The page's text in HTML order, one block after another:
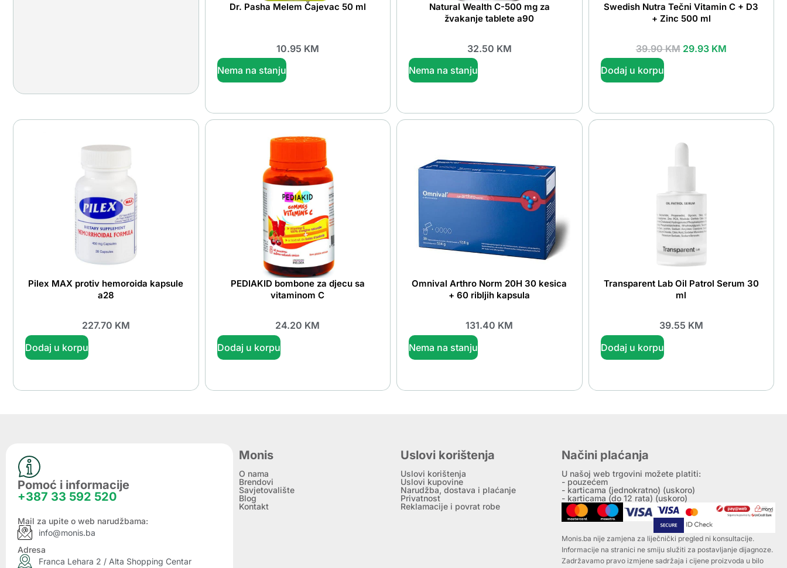
Dr. Pasha Melem Čajevac 50 ml
10.95 KM
Nema na stanju
Natural Wealth C-500 mg za
žvakanje tablete a90
32.50 KM
Nema na stanju
Swedish Nutra Tečni Vitamin C + D3
+ Zinc 500 ml
39.90KM 29.93 KM
Dodaj u korpu
Pilex MAX protiv hemoroida kapsule
a28
227.70 KM
Dodaj u korpu
PEDIAKID bombone za djecu sa
vitaminom C
24.20 KM
Dodaj u korpu
Omnival Arthro Norm 20H 30 kesica
+ 60 ribljih kapsula
131.40 KM
Nema na stanju
Transparent Lab Oil Patrol Serum 30
ml
39.55 KM
Dodaj u korpu
Pomoć i informacije
+387 33 592 520
Mail za upite o web narudžbama:
info@monis.ba
Adresa
Franca Lehara 2 / Alta Shopping Centar
Monis
O nama
Brendovi
Savjetovalište
Blog
Kontakt
Uslovi korištenja
Uslovi korištenja
Uslovi kupovine
Narudžba, dostava i plaćanje
Privatnost
Reklamacije i povrat robe
Načini plaćanja
U našoj web trgovini možete platiti:
- pouzećem
- karticama (jednokratno) (uskoro)
- karticama (do 12 rata) (uskoro)
Monis.ba nije zamjena za liječnički pregled ni konsultacije.
Informacije na stranici ne smiju služiti za postavljanje dijagnoze.
Zadržavamo pravo izmjene sadržaja i cijene proizvoda u bilo